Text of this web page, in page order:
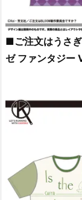
■ご注文はうさ
ゼ ファンタジー